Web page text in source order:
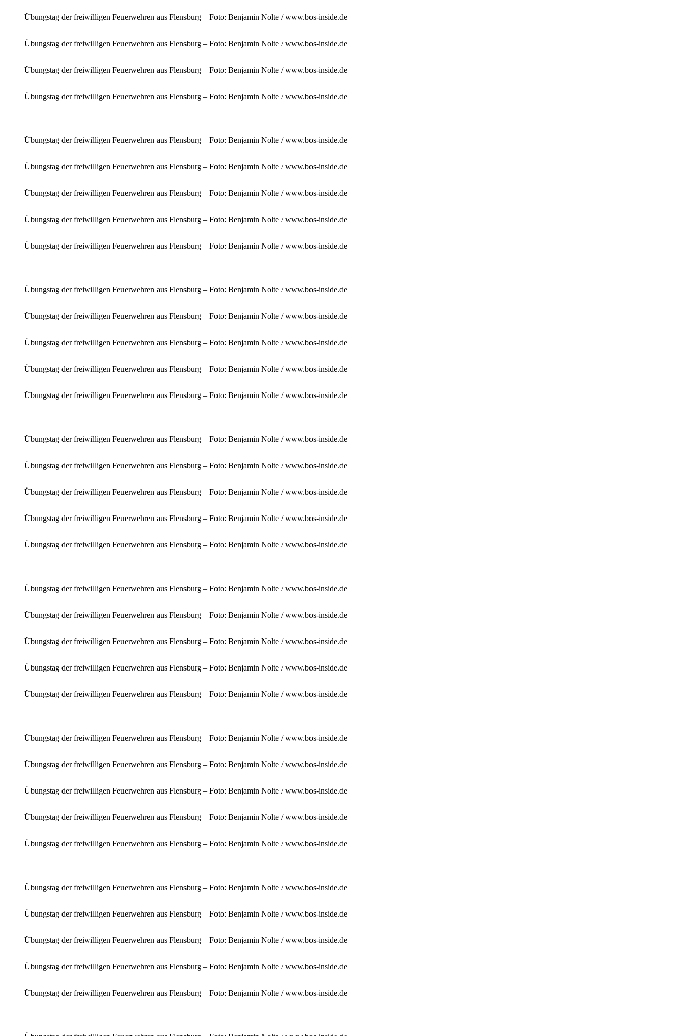
Übungstag der freiwilligen Feuerwehren aus Flensburg – Foto: Benjamin Nolte / www.bos-inside.de
Übungstag der freiwilligen Feuerwehren aus Flensburg – Foto: Benjamin Nolte / www.bos-inside.de
Übungstag der freiwilligen Feuerwehren aus Flensburg – Foto: Benjamin Nolte / www.bos-inside.de
Übungstag der freiwilligen Feuerwehren aus Flensburg – Foto: Benjamin Nolte / www.bos-inside.de
Übungstag der freiwilligen Feuerwehren aus Flensburg – Foto: Benjamin Nolte / www.bos-inside.de
Übungstag der freiwilligen Feuerwehren aus Flensburg – Foto: Benjamin Nolte / www.bos-inside.de
Übungstag der freiwilligen Feuerwehren aus Flensburg – Foto: Benjamin Nolte / www.bos-inside.de
Übungstag der freiwilligen Feuerwehren aus Flensburg – Foto: Benjamin Nolte / www.bos-inside.de
Übungstag der freiwilligen Feuerwehren aus Flensburg – Foto: Benjamin Nolte / www.bos-inside.de
Übungstag der freiwilligen Feuerwehren aus Flensburg – Foto: Benjamin Nolte / www.bos-inside.de
Übungstag der freiwilligen Feuerwehren aus Flensburg – Foto: Benjamin Nolte / www.bos-inside.de
Übungstag der freiwilligen Feuerwehren aus Flensburg – Foto: Benjamin Nolte / www.bos-inside.de
Übungstag der freiwilligen Feuerwehren aus Flensburg – Foto: Benjamin Nolte / www.bos-inside.de
Übungstag der freiwilligen Feuerwehren aus Flensburg – Foto: Benjamin Nolte / www.bos-inside.de
Übungstag der freiwilligen Feuerwehren aus Flensburg – Foto: Benjamin Nolte / www.bos-inside.de
Übungstag der freiwilligen Feuerwehren aus Flensburg – Foto: Benjamin Nolte / www.bos-inside.de
Übungstag der freiwilligen Feuerwehren aus Flensburg – Foto: Benjamin Nolte / www.bos-inside.de
Übungstag der freiwilligen Feuerwehren aus Flensburg – Foto: Benjamin Nolte / www.bos-inside.de
Übungstag der freiwilligen Feuerwehren aus Flensburg – Foto: Benjamin Nolte / www.bos-inside.de
Übungstag der freiwilligen Feuerwehren aus Flensburg – Foto: Benjamin Nolte / www.bos-inside.de
Übungstag der freiwilligen Feuerwehren aus Flensburg – Foto: Benjamin Nolte / www.bos-inside.de
Übungstag der freiwilligen Feuerwehren aus Flensburg – Foto: Benjamin Nolte / www.bos-inside.de
Übungstag der freiwilligen Feuerwehren aus Flensburg – Foto: Benjamin Nolte / www.bos-inside.de
Übungstag der freiwilligen Feuerwehren aus Flensburg – Foto: Benjamin Nolte / www.bos-inside.de
Übungstag der freiwilligen Feuerwehren aus Flensburg – Foto: Benjamin Nolte / www.bos-inside.de
Übungstag der freiwilligen Feuerwehren aus Flensburg – Foto: Benjamin Nolte / www.bos-inside.de
Übungstag der freiwilligen Feuerwehren aus Flensburg – Foto: Benjamin Nolte / www.bos-inside.de
Übungstag der freiwilligen Feuerwehren aus Flensburg – Foto: Benjamin Nolte / www.bos-inside.de
Übungstag der freiwilligen Feuerwehren aus Flensburg – Foto: Benjamin Nolte / www.bos-inside.de
Übungstag der freiwilligen Feuerwehren aus Flensburg – Foto: Benjamin Nolte / www.bos-inside.de
Übungstag der freiwilligen Feuerwehren aus Flensburg – Foto: Benjamin Nolte / www.bos-inside.de
Übungstag der freiwilligen Feuerwehren aus Flensburg – Foto: Benjamin Nolte / www.bos-inside.de
Übungstag der freiwilligen Feuerwehren aus Flensburg – Foto: Benjamin Nolte / www.bos-inside.de
Übungstag der freiwilligen Feuerwehren aus Flensburg – Foto: Benjamin Nolte / www.bos-inside.de